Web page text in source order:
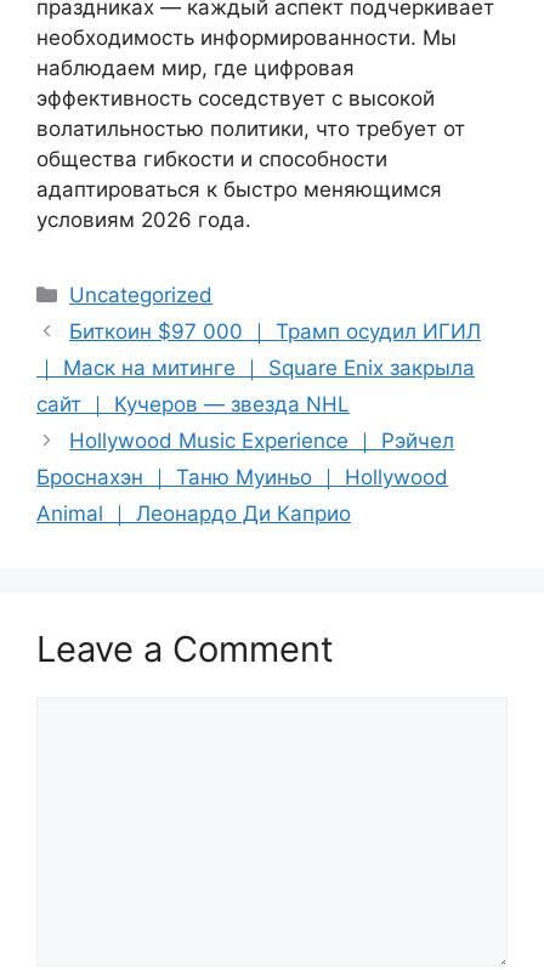
праздниках — каждый аспект подчеркивает
необходимость информированности. Мы
наблюдаем мир, где цифровая
эффективность соседствует с высокой
волатильностью политики, что требует от
общества гибкости и способности
адаптироваться к быстро меняющимся
условиям 2026 года.
Categories
Uncategorized
Биткоин $97 000 ｜ Трамп осудил ИГИЛ
｜ Маск на митинге ｜ Square Enix закрыла
сайт ｜ Кучеров — звезда NHL
Hollywood Music Experience ｜ Рэйчел
Броснахэн ｜ Таню Муиньо ｜ Hollywood
Animal ｜ Леонардо Ди Каприо
Leave a Comment